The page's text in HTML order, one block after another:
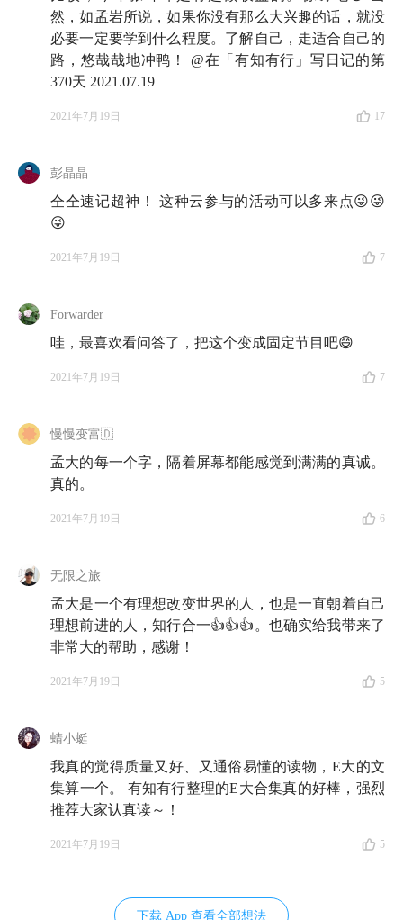
然，如孟岩所说，如果你没有那么大兴趣的话，就没
必要一定要学到什么程度。了解自己，走适合自己的
路，悠哉哉地冲鸭！ @在「有知有行」写日记的第
370天 2021.07.19
2021年7月19日 17
彭晶晶
仝仝速记超神！ 这种云参与的活动可以多来点😜😜
😜
2021年7月19日 7
Forwarder
哇，最喜欢看问答了，把这个变成固定节目吧😄
2021年7月19日 7
慢慢变富🇩
孟大的每一个字，隔着屏幕都能感觉到满满的真诚。
真的。
2021年7月19日 6
无限之旅
孟大是一个有理想改变世界的人，也是一直朝着自己
理想前进的人，知行合一👍👍👍。也确实给我带来了
非常大的帮助，感谢！
2021年7月19日 5
蜻小蜓
我真的觉得质量又好、又通俗易懂的读物，E大的文
集算一个。 有知有行整理的E大合集真的好棒，强烈
推荐大家认真读～！
2021年7月19日 5
下载 App 查看全部想法